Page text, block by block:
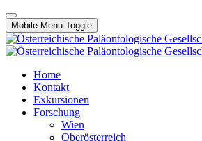
Mobile Menu Toggle
Home
Kontakt
Exkursionen
Forschung
Wien
Oberösterreich